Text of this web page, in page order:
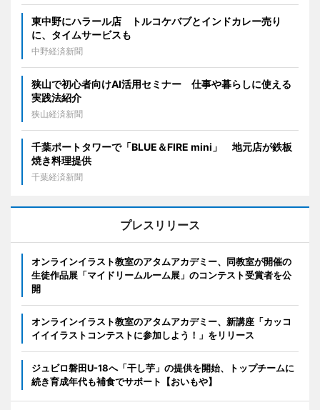
東中野にハラール店 トルコケバブとインドカレー売り
に、タイムサービスも
中野経済新聞
狭山で初心者向けAI活用セミナー 仕事や暮らしに使える
実践法紹介
狭山経済新聞
千葉ポートタワーで「BLUE＆FIRE mini」 地元店が鉄板
焼き料理提供
千葉経済新聞
プレスリリース
オンラインイラスト教室のアタムアカデミー、同教室が開催の
生徒作品展「マイドリームルーム展」のコンテスト受賞者を公
開
オンラインイラスト教室のアタムアカデミー、新講座「カッコ
イイイラストコンテストに参加しよう！」をリリース
ジュビロ磐田U-18へ「干し芋」の提供を開始、トップチームに
続き育成年代も補食でサポート【おいもや】